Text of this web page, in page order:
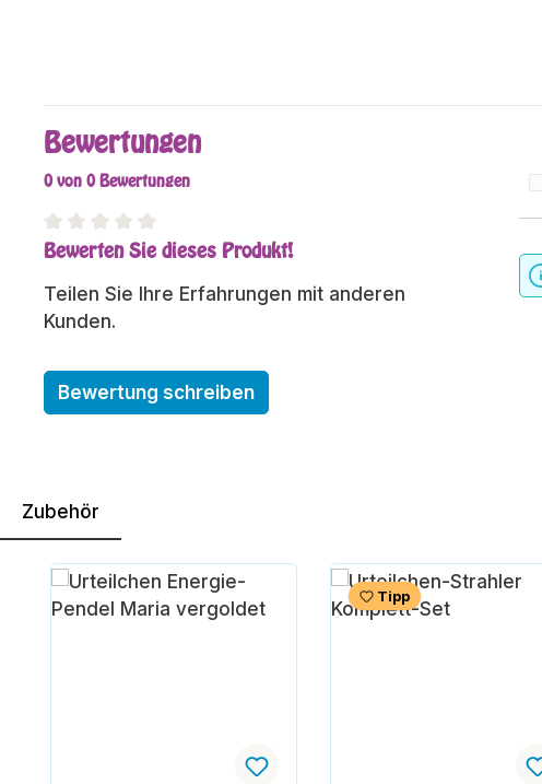
Bewertungen
0 von 0 Bewertungen
Durchschnittliche Bewertung von 0 von 5 Sternen
Bewerten Sie dieses Produkt!
Teilen Sie Ihre Erfahrungen mit anderen
Kunden.
Bewertung schreiben
Zubehör
Produktgalerie überspringen
Tipp